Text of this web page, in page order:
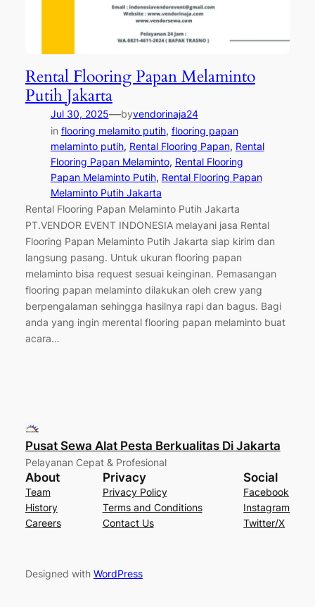
Rental Flooring Papan Melaminto
Putih Jakarta
Jul 30, 2025—byvendorinaja24
in flooring melamito putih, flooring papan
melaminto putih, Rental Flooring Papan, Rental
Flooring Papan Melaminto, Rental Flooring
Papan Melaminto Putih, Rental Flooring Papan
Melaminto Putih Jakarta
Rental Flooring Papan Melaminto Putih Jakarta
PT.VENDOR EVENT INDONESIA melayani jasa Rental
Flooring Papan Melaminto Putih Jakarta siap kirim dan
langsung pasang. Untuk ukuran flooring papan
melaminto bisa request sesuai keinginan. Pemasangan
flooring papan melaminto dilakukan oleh crew yang
berpengalaman sehingga hasilnya rapi dan bagus. Bagi
anda yang ingin merental flooring papan melaminto buat
acara…
Pusat Sewa Alat Pesta Berkualitas Di Jakarta
Pelayanan Cepat & Profesional
About
Team
History
Careers
Privacy
Privacy Policy
Terms and Conditions
Contact Us
Social
Facebook
Instagram
Twitter/X
Designed with WordPress